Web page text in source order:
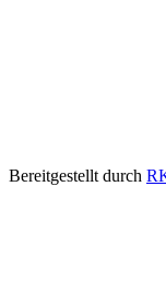
Bereitgestellt durch